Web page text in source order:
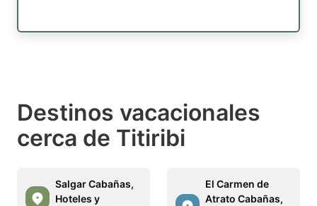
Destinos vacacionales
cerca de Titiribi
Salgar Cabañas,
Hoteles y
El Carmen de
Atrato Cabañas,